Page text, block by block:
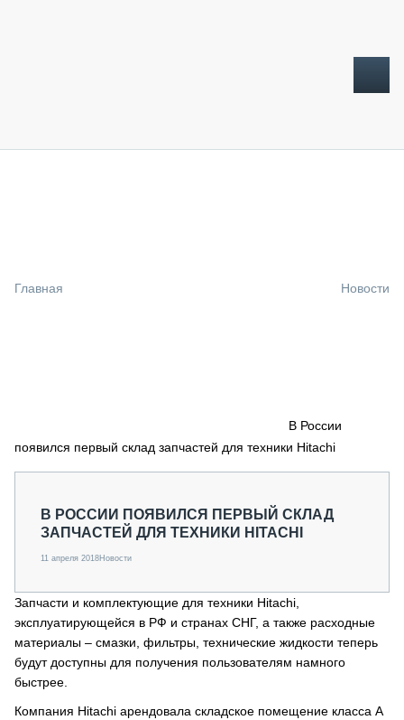
СПЕЦПРОЕКТЫ
О ПРОЕКТЕ
Главная Новости
В России
появился первый склад запчастей для техники Hitachi
В РОССИИ ПОЯВИЛСЯ ПЕРВЫЙ СКЛАД
ЗАПЧАСТЕЙ ДЛЯ ТЕХНИКИ HITACHI
11 апреля 2018Новости
Запчасти и комплектующие для техники Hitachi,
эксплуатирующейся в РФ и странах СНГ, а также расходные
материалы – смазки, фильтры, технические жидкости теперь
будут доступны для получения пользователям намного
быстрее.
Компания Hitachi арендовала складское помещение класса А